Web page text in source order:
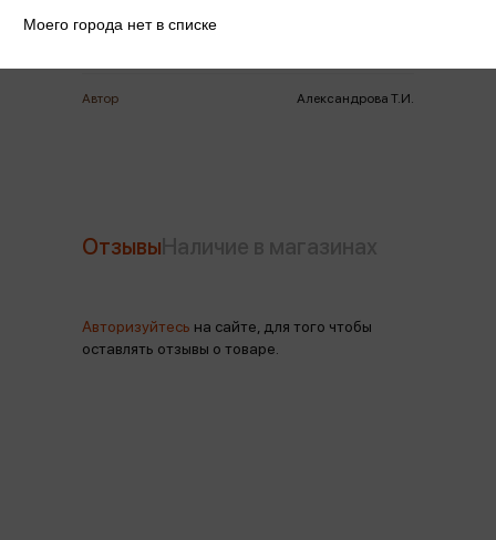
Автор Александрова Т.И.
Отзывы
Авторизуйтесь на сайте, для того чтобы
оставлять отзывы о товаре.
Моего города нет в списке